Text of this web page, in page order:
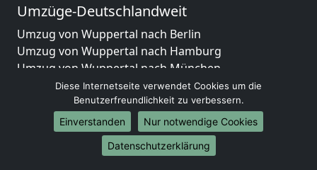
Umzüge-Deutschlandweit
Umzug von Wuppertal nach Berlin
Umzug von Wuppertal nach Hamburg
Umzug von Wuppertal nach München
Umzug von Wuppertal nach Köln
Umzug von Wuppertal nach Frankfurt am Main
Umzug von Wuppertal nach Stuttgart
Umzug von Wuppertal nach Düsseldorf
Umzug von Wuppertal nach Leipzig
Diese Internetseite verwendet Cookies um die
Benutzerfreundlichkeit zu verbessern.
Einverstanden
Nur notwendige Cookies
Datenschutzerklärung